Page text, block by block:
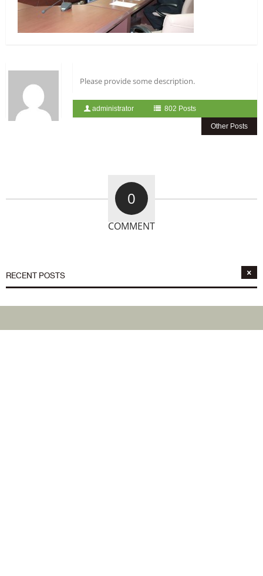
Please provide some description.
administrator 802 Posts
Other Posts
0
COMMENT
RECENT POSTS